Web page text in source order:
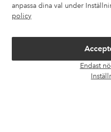
anpassa dina val under
policy
Endast
Om Ellos